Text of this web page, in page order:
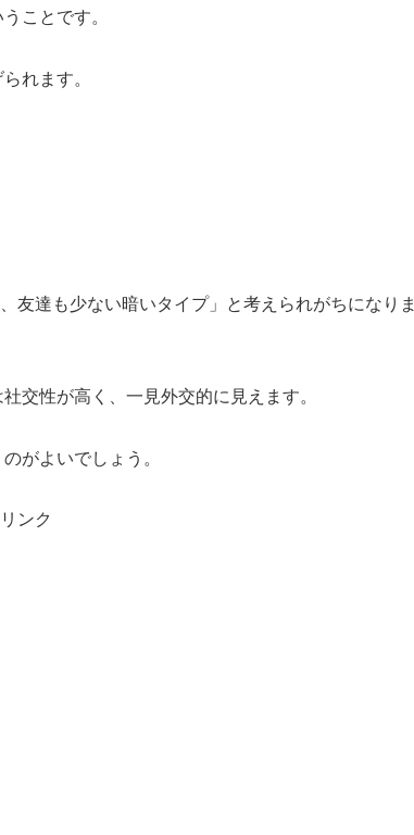
うことです。
れます。
友達も少ない暗いタイプ」と考えられがちになりま
交性が高く、一見外交的に見えます。
がよいでしょう。
ンク